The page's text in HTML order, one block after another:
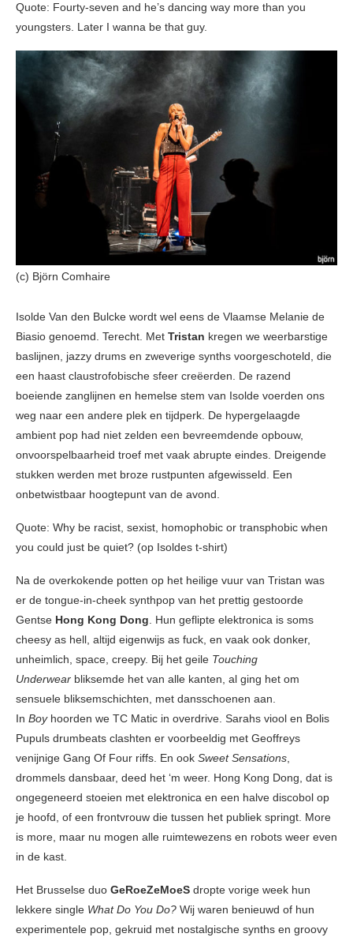
Quote: Fourty-seven and he’s dancing way more than you
youngsters. Later I wanna be that guy.
(c) Björn Comhaire
Isolde Van den Bulcke wordt wel eens de Vlaamse Melanie de
Biasio genoemd. Terecht. Met Tristan kregen we weerbarstige
baslijnen, jazzy drums en zweverige synths voorgeschoteld, die
een haast claustrofobische sfeer creëerden. De razend
boeiende zanglijnen en hemelse stem van Isolde voerden ons
weg naar een andere plek en tijdperk. De hypergelaagde
ambient pop had niet zelden een bevreemdende opbouw,
onvoorspelbaarheid troef met vaak abrupte eindes. Dreigende
stukken werden met broze rustpunten afgewisseld. Een
onbetwistbaar hoogtepunt van de avond.
Quote: Why be racist, sexist, homophobic or transphobic when
you could just be quiet? (op Isoldes t-shirt)
Na de overkokende potten op het heilige vuur van Tristan was
er de tongue-in-cheek synthpop van het prettig gestoorde
Gentse Hong Kong Dong. Hun geflipte elektronica is soms
cheesy as hell, altijd eigenwijs as fuck, en vaak ook donker,
unheimlich, space, creepy. Bij het geile Touching
Underwear bliksemde het van alle kanten, al ging het om
sensuele bliksemschichten, met dansschoenen aan.
In Boy hoorden we TC Matic in overdrive. Sarahs viool en Bolis
Pupuls drumbeats clashten er voorbeeldig met Geoffreys
venijnige Gang Of Four riffs. En ook Sweet Sensations,
drommels dansbaar, deed het ‘m weer. Hong Kong Dong, dat is
ongegeneerd stoeien met elektronica en een halve discobol op
je hoofd, of een frontvrouw die tussen het publiek springt. More
is more, maar nu mogen alle ruimtewezens en robots weer even
in de kast.
Het Brusselse duo GeRoeZeMoeS dropte vorige week hun
lekkere single What Do You Do? Wij waren benieuwd of hun
experimentele pop, gekruid met nostalgische synths en groovy